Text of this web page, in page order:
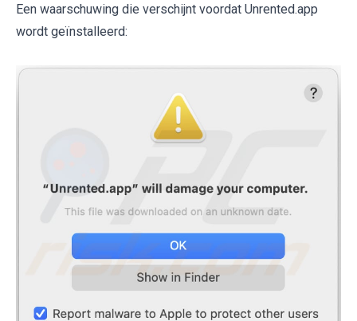
Een waarschuwing die verschijnt voordat Unrented.app
wordt geïnstalleerd: